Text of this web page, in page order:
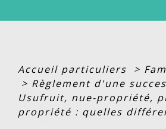
Accueil particuliers >
> Règlement d'une
Usufruit, nue-propriété,
propriété : quelles